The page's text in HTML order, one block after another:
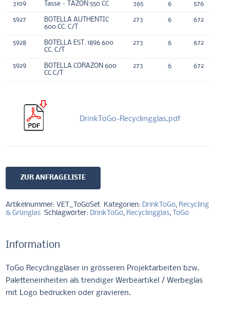
3109 Tasse – TAZON 550 CC 365 6 576
5927
BOTELLA AUTHENTIC
600 CC. C/T
273 6 672
5928
BOTELLA EST. 1896 600
CC. C/T
273 6 672
5929
BOTELLA CORAZON 600
CC C/T
273 6 672
DrinkToGo-Recyclingglas.pdf
ZUR ANFRAGELISTE
Artikelnummer:VET_ToGoSet Kategorien: DrinkToGo, Recycling
& Grünglas Schlagwörter: DrinkToGo, Recyclingglas,ToGo
Information
ToGo Recyclinggläser in grösseren Projektarbeiten bzw.
Paletteneinheiten als trendiger Werbeartikel / Werbeglas
mit Logo bedrucken oder gravieren.